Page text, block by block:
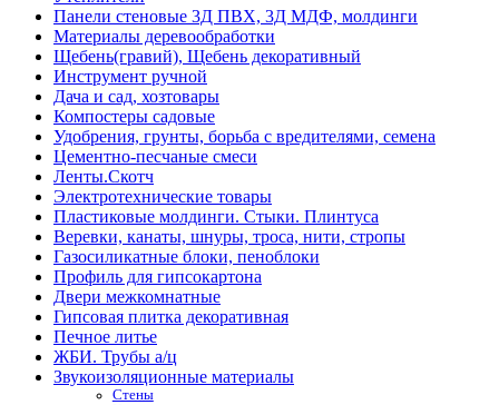
Панели стеновые 3Д ПВХ, 3Д МДФ, молдинги
Материалы деревообработки
Щебень(гравий), Щебень декоративный
Инструмент ручной
Дача и сад, хозтовары
Компостеры садовые
Удобрения, грунты, борьба с вредителями, семена
Цементно-песчаные смеси
Ленты.Скотч
Электротехнические товары
Пластиковые молдинги. Стыки. Плинтуса
Веревки, канаты, шнуры, троса, нити, стропы
Газосиликатные блоки, пеноблоки
Профиль для гипсокартона
Двери межкомнатные
Гипсовая плитка декоративная
Печное литье
ЖБИ. Трубы а/ц
Звукоизоляционные материалы
Стены